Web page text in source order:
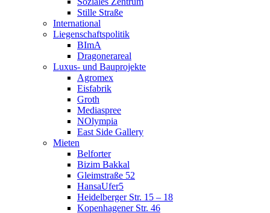
Stille Straße
International
Liegenschaftspolitik
BImA
Dragonerareal
Luxus- und Bauprojekte
Agromex
Eisfabrik
Groth
Mediaspree
NOlympia
East Side Gallery
Mieten
Belforter
Bizim Bakkal
Gleimstraße 52
HansaUfer5
Heidelberger Str. 15 – 18
Kopenhagener Str. 46